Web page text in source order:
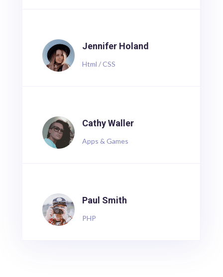
Jennifer Holand
Html / CSS
Cathy Waller
Apps & Games
Paul Smith
PHP